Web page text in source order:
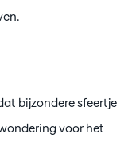
bijzondere sfeertje
voor het